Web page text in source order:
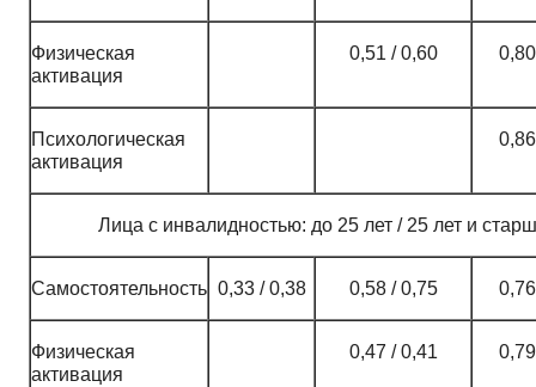
Физическая
активация
0,51 / 0,60
Психологическая
активация
Лица с инвалидностью: до 25 лет / 25 лет и
Самостоятельность 0,33 / 0,38 0,58 / 0,75
Физическая
активация
0,47 / 0,41